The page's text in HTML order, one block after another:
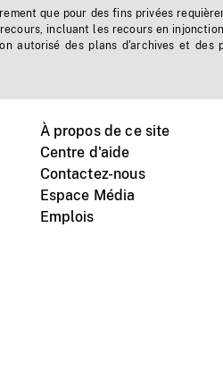
que pour des fins privées
incluant les recours en
autorisé des plans d'archives et des
À propos de ce site
Centre d'aide
Contactez-nous
Espace Média
Emplois